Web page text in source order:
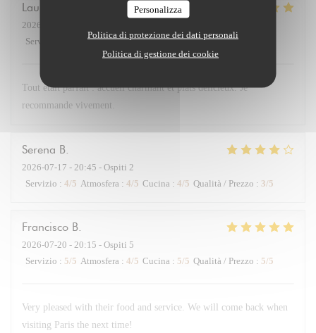
Personalizza
Politica di protezione dei dati personali
Politica di gestione dei cookie
Laurent
2026-07-21
Servizio
Atmosfera: 5/5 Cucina: 5/5 Qualità / Prezzo
Tout était parfait : accueil charmant et plats délicieux. Je
recommande vivement.
Serena B
2026-07-17 - 20:45 - Ospiti 2
Servizio : 4/5 Atmosfera : 4/5 Cucina : 4/5 Qualità / Prezzo : 3/5
Francisco B
2026-07-20 - 20:15 - Ospiti 5
Servizio : 5/5 Atmosfera : 4/5 Cucina : 5/5 Qualità / Prezzo : 5/5
Very pleased with their food and service. We will come back when
visiting Paris the next time!